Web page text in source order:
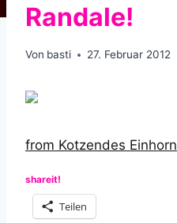
Randale!
Von basti 27. Februar 2012
from Kotzendes Einhorn
shareit!
Teilen